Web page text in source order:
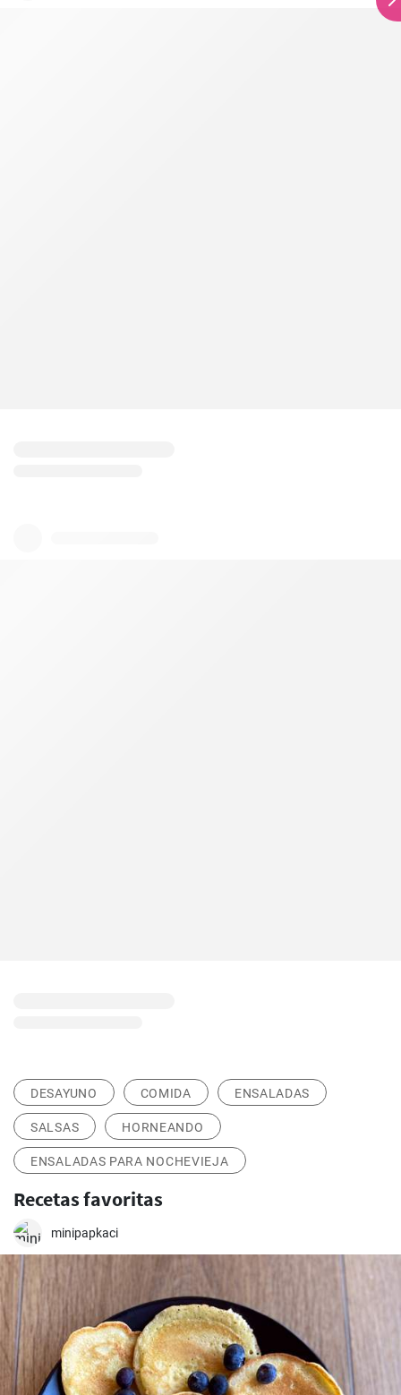
DESAYUNO COMIDA ENSALADAS
SALSAS HORNEANDO
ENSALADAS PARA NOCHEVIEJA
Recetas favoritas
minipapkaci